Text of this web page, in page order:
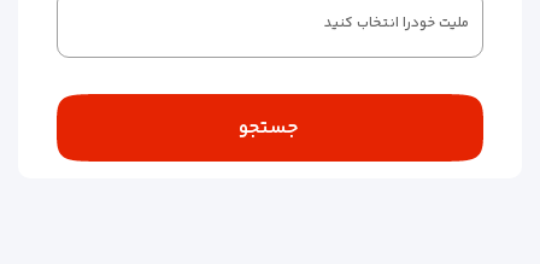
ملیت خودرا انتخاب کنید
جستجو